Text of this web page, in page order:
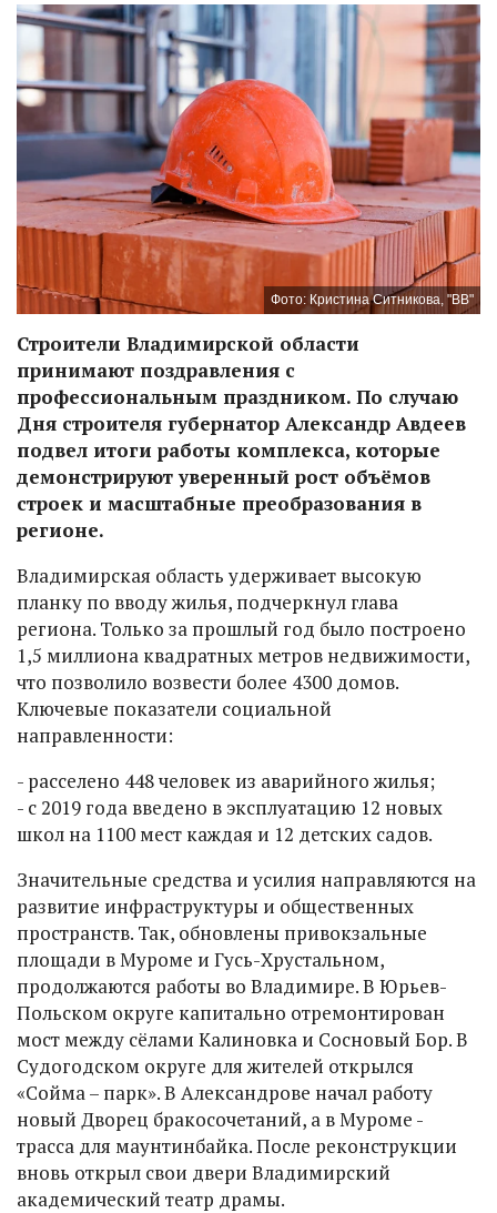
Фото: Кристина Ситникова, "ВВ"
Строители Владимирской области
принимают поздравления с
профессиональным праздником. По случаю
Дня строителя губернатор Александр Авдеев
подвел итоги работы комплекса, которые
демонстрируют уверенный рост объёмов
строек и масштабные преобразования в
регионе.
Владимирская область удерживает высокую
планку по вводу жилья, подчеркнул глава
региона. Только за прошлый год было построено
1,5 миллиона квадратных метров недвижимости,
что позволило возвести более 4300 домов.
Ключевые показатели социальной
направленности:
- расселено 448 человек из аварийного жилья;
- с 2019 года введено в эксплуатацию 12 новых
школ на 1100 мест каждая и 12 детских садов.
Значительные средства и усилия направляются на
развитие инфраструктуры и общественных
пространств. Так, обновлены привокзальные
площади в Муроме и Гусь-Хрустальном,
продолжаются работы во Владимире. В Юрьев-
Польском округе капитально отремонтирован
мост между сёлами Калиновка и Сосновый Бор. В
Судогодском округе для жителей открылся
«Сойма – парк». В Александрове начал работу
новый Дворец бракосочетаний, а в Муроме -
трасса для маунтинбайка. После реконструкции
вновь открыл свои двери Владимирский
академический театр драмы.